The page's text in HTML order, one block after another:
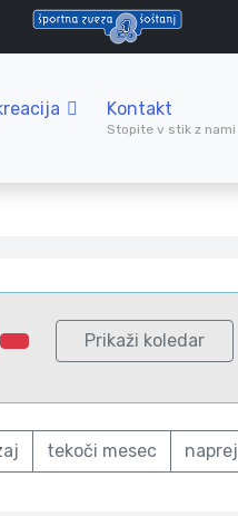
Kontakt
Stopite v stik z nami
Prikaži koledar
tekoči mesec naprej